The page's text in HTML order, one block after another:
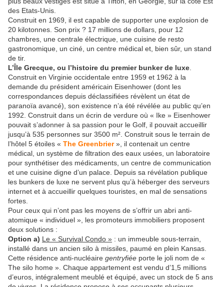
des Etats-Unis.
Construit en 1969, il est capable de supporter une explosion de
20 kilotonnes. Son prix ? 17 millions de dollars, pour 12
chambres, une centrale électrique, une cuisine de resto
gastronomique, un ciné, un centre médical et, bien sûr, un stand
de tir.
L’Île Grecque, ou l’histoire du premier bunker de luxe
Construit en Virginie occidentale entre 1959 et 1962 à la
demande du président américain Eisenhower (dont les
correspondances depuis déclassifiées révèlent un état de
paranoïa avancé), son existence n’a été révélée au public qu’en
1992. Construit dans un écrin de verdure où « Ike » Eisenhower
pouvait s’adonner à sa passion pour le Golf, il pouvait accueillir
jusqu’à 535 personnes sur 3500 m². Construit sous le terrain de
l’hôtel 5 étoiles « The Greenbrier», il contenait un centre
médical, un système de filtration des eaux usées, un laboratoire
pour synthétiser des médicaments, un centre de communication
et une cuisine digne d’un palace. Depuis sa révélation publique
les bunkers de luxe ne servent plus qu’à héberger des serveurs
internet et à accueillir quelques touristes, en mal de sensations
fortes.
Pour ceux qui n’ont pas les moyens de s’offrir un abri anti-
atomique « individuel », les promoteurs immobiliers proposent
deux solutions :
Option a) Le « Survival Condo » : un immeuble sous-terrain,
installé dans un ancien silo à missiles, paumé en plein Kansas.
Cette résidence anti-nucléaire gentryfiée porte le joli nom de «
The silo home ». Chaque appartement est vendu d’1,5 millions
d’euros, intégralement meublé et équipé, avec un stock de 5 ans